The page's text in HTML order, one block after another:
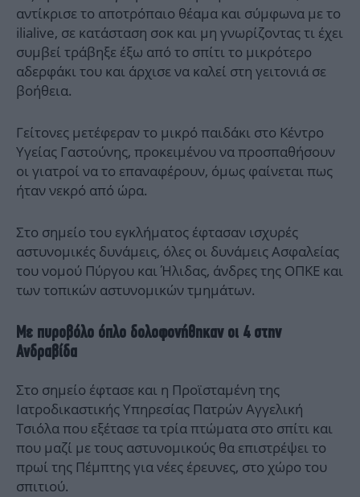
αντίκρισε το αποτρόπαιο θέαμα και σύμφωνα με το
ilialive, σε κατάσταση σοκ και μη γνωρίζοντας τι έχει
συμβεί τράβηξε έξω από το σπίτι το μικρότερο
αδερφάκι του και άρχισε να καλεί στη γειτονιά σε
βοήθεια.
Γείτονες μετέφεραν το μικρό παιδάκι στο Κέντρο
Υγείας Γαστούνης, προκειμένου να προσπαθήσουν
οι γιατροί να το επαναφέρουν, όμως φαίνεται πως
ήταν νεκρό από ώρα.
Στο σημείο του εγκλήματος έφτασαν ισχυρές
αστυνομικές δυνάμεις, όλες οι δυνάμεις Ασφαλείας
του νομού Πύργου και Ήλιδας, άνδρες της ΟΠΚΕ και
των τοπικών αστυνομικών τμημάτων.
Με πυροβόλο όπλο δολοφονήθηκαν οι 4 στην
Ανδραβίδα
Στο σημείο έφτασε και η Προϊσταμένη της
Ιατροδικαστικής Υπηρεσίας Πατρών Αγγελική
Τσιόλα που εξέτασε τα τρία πτώματα στο σπίτι και
που μαζί με τους αστυνομικούς θα επιστρέψει το
πρωί της Πέμπτης για νέες έρευνες, στο χώρο του
σπιτιού.